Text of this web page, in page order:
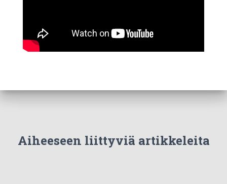
Aiheeseen liittyviä artikkeleita